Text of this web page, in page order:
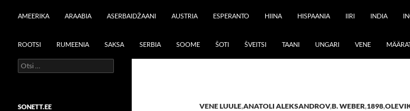
AMEERIKA
ARAABIA ASERBAIDŽAANI AUSTRIA ESPERANTO HIINA HISPAANIA IIRI INDIA
ROOTSI RUMEENIA SAKSA SERBIA SOOME ŠOTI ŠVEITSI TAANI UNGARI VENE
VENE LUULE,ANATOLI ALEKSANDROV,B. WEBER,1898,
Otsi:
SONETT.EE